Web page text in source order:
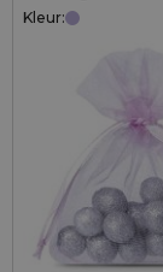
Kleur: